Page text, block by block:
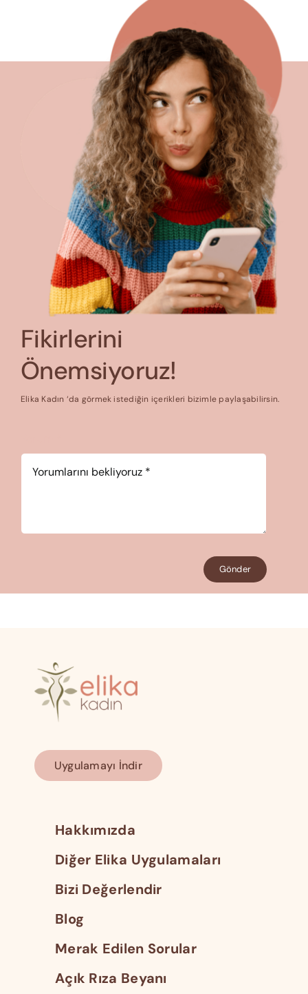
Fikirlerini
Önemsiyoruz!
Elika Kadın ‘da görmek istediğin içerikleri bizimle paylaşabilirsin.
Gönder
Uygulamayı İndir
Hakkımızda
Diğer Elika Uygulamaları
Bizi Değerlendir
Blog
Merak Edilen Sorular
Açık Rıza Beyanı